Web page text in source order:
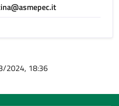
2024, 18:36